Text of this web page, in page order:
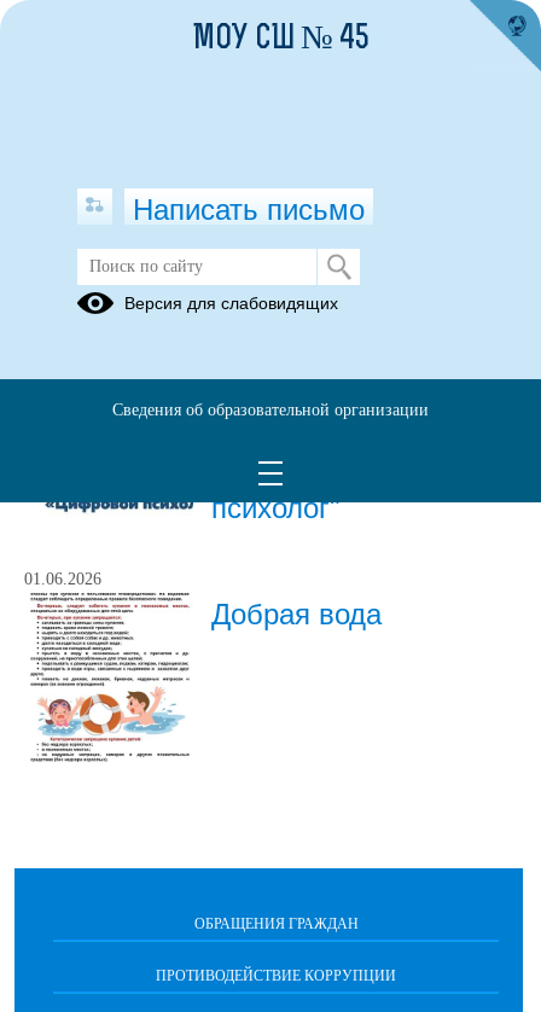
Публикации за 01.06.2026
Цифровой
образовательный
сервис "Цифровой
психолог"
01.06.2026
Добрая вода
ОБРАЩЕНИЯ ГРАЖДАН
ПРОТИВОДЕЙСТВИЕ КОРРУПЦИИ
МОУ СШ № 45
Написать письмо
Версия для слабовидящих
Сведения об образовательной организации